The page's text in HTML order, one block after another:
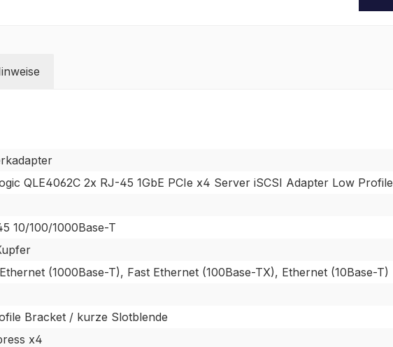
QLE4062C 2x RJ-45 1GbE PCIe x4 Server iSCSI Adapter Low Profile
10/100/1000Base-T
(1000Base-T), Fast Ethernet (100Base-TX), Ethernet (10Base-T)
Bracket / kurze Slotblende
x4